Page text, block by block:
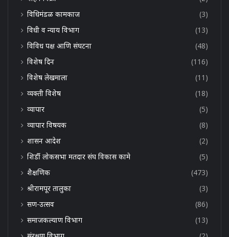
विधिमंडळ कामकाज
(3)
विधी व न्याय विभाग
(13)
विविध पक्ष आणि संघटना
(48)
विशेष दिन
(116)
विशेष लेखमाला
(11)
व्यक्ती विशेष
(18)
व्यापार
(5)
व्यापार विषयक
(8)
शासन आदेश
(2)
शिर्डी लोकसभा मतदार संघ विकास कामे
(5)
शैक्षणिक
(473)
श्रीरामपूर तालुका
(3)
सण-उत्सव
(86)
समाजकल्याण विभाग
(13)